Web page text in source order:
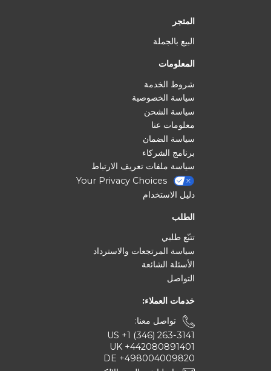
المتجر
البيع بالجملة
المعلومات
شروط الخدمة
سياسة الخصوصية
سياسة الشحن
معلومات عنا
سياسة الضمان
برنامج الشركاء
سياسة ملفات تعريف الارتباط
Your Privacy Choices
دليل الاستخدام
الطلب
تتبّع طلبي
سياسة المرتجعات والاسترداد
الأسئلة الشائعة
التواصل
خدمات العملاء:
تواصل معنا:
US +1 (346) 263-3141
UK +442080891401
DE +498004009820